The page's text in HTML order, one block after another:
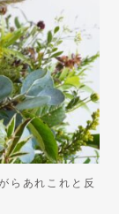
らあれこれと反